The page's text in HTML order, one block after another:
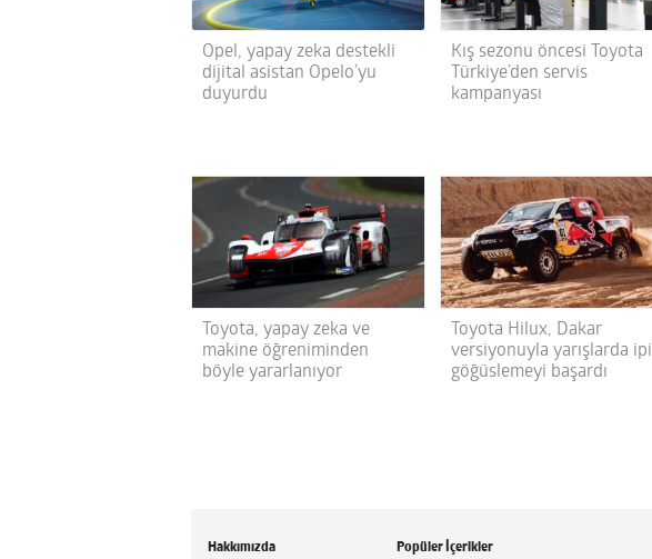
Opel, yapay zeka destekli
dijital asistan Opelo’yu
duyurdu
Kış sezonu öncesi Toyota
Türkiye’den servis
kampanyası
Toyota, yapay zeka ve
makine öğreniminden
böyle yararlanıyor
Toyota Hilux, Dakar
versiyonuyla yarışlarda ipi
göğüslemeyi başardı
Hakkımızda Popüler İçerikler